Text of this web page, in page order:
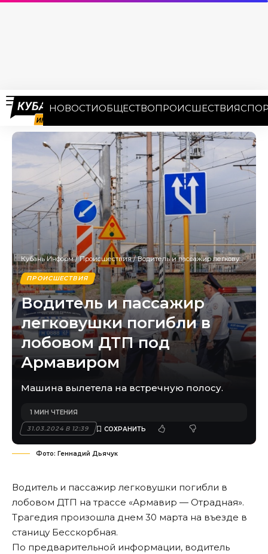
НОВОСТИОБЩЕСТВОПРОИСШЕСТВИЯ
Кубань Информ/Происшествия/Водитель и пассажир легковушки погибли в лобовом ДТП под Армавиром
ПРОИСШЕСТВИЯ
Водитель и пассажир
легковушки погибли в
лобовом ДТП под
Армавиром
Машина вылетела на встречную полосу.
31.03.2024 В 12:39
1 МИН ЧТЕНИЯ
Фото: Геннадий Дьячук
Водитель и пассажир легковушки погибли в
лобовом ДТП на трассе «Армавир — Отрадная».
Трагедия произошла днем 30 марта на въезде в
станицу Бесскорбная.
По предварительной информации, водитель